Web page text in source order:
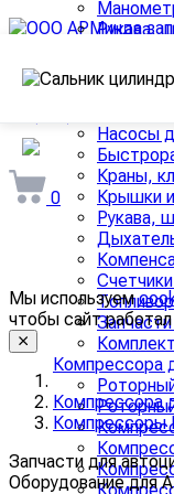
0
Рукава,
Запчасти к
Насосы
Краны,
Крышки
Рукава,
Компрессора
Мы используем
чтобы сайт
Компрессора
Компрессоры
Запчасти для
Оборудование для